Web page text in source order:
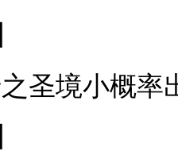
境小概率出